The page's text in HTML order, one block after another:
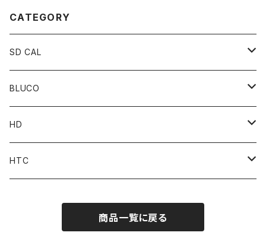
CATEGORY
SD CAL
Top
Pant
Accessories
BLUCO
Tops
Pant
MOONEYES x DOGTOWN x BLUCO
HD
Parts
HTC
商品一覧に戻る